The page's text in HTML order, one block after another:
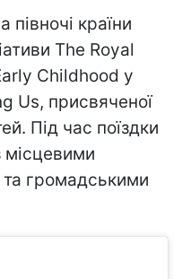
півночі країни
The Royal
Childhood у
Us, присвяченої
Під час поїздки
місцевими
громадськими